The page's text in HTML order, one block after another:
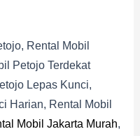
Rental Mobil
Petojo Terdekat
Lepas Kunci,
Harian, Rental Mobil
Mobil Jakarta Murah,